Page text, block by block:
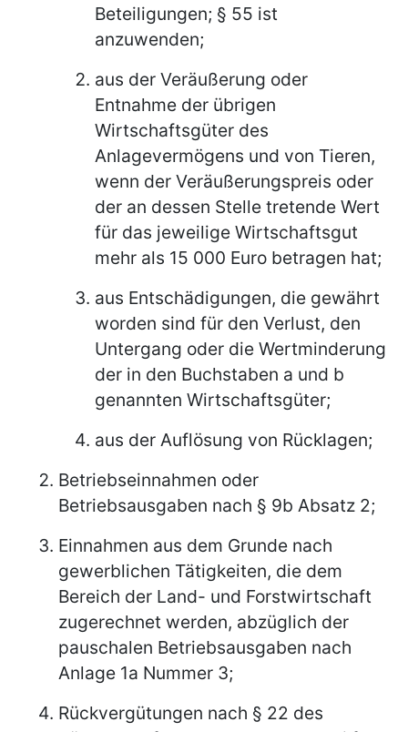
Beteiligungen; § 55 ist
anzuwenden;
aus der Veräußerung oder
Entnahme der übrigen
Wirtschaftsgüter des
Anlagevermögens und von Tieren,
wenn der Veräußerungspreis oder
der an dessen Stelle tretende Wert
für das jeweilige Wirtschaftsgut
mehr als 15 000 Euro betragen hat;
aus Entschädigungen, die gewährt
worden sind für den Verlust, den
Untergang oder die Wertminderung
der in den Buchstaben a und b
genannten Wirtschaftsgüter;
aus der Auflösung von Rücklagen;
Betriebseinnahmen oder
Betriebsausgaben nach § 9b Absatz 2;
Einnahmen aus dem Grunde nach
gewerblichen Tätigkeiten, die dem
Bereich der Land- und Forstwirtschaft
zugerechnet werden, abzüglich der
pauschalen Betriebsausgaben nach
Anlage 1a Nummer 3;
Rückvergütungen nach § 22 des